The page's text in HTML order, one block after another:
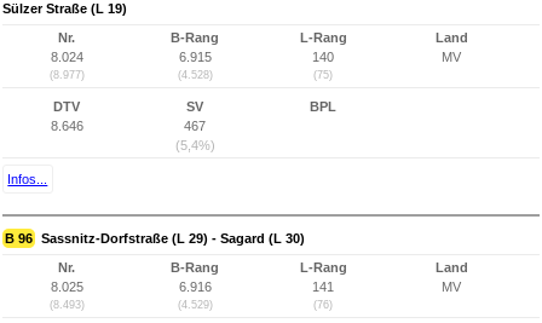
Sülzer Straße (L 19)
Nr.
8.024
(8.977)
B-Rang
6.915
(4.528)
L-Rang
140
(75)
Land
MV
DTV
8.646
SV
467
(5,4%)
BPL
Infos...
B 96 Sassnitz-Dorfstraße (L 29) - Sagard (L 30)
Nr.
8.025
(8.493)
B-Rang
6.916
(4.529)
L-Rang
141
(76)
Land
MV